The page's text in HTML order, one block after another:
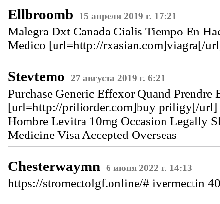
Ellbroomb 15 апреля 2019 г. 17:21
Malegra Dxt Canada Cialis Tiempo En
Medico [url=http://rxasian.com]viagra[/
Stevtemo 27 августа 2019 г. 6:21
Purchase Generic Effexor Quand Prendre
[url=http://priliorder.com]buy priligy[/url]
Hombre Levitra 10mg Occasion Legally
Medicine Visa Accepted Overseas
Chesterwaymn 6 июня 2022 г. 14:13
https://stromectolgf.online/# ivermectin